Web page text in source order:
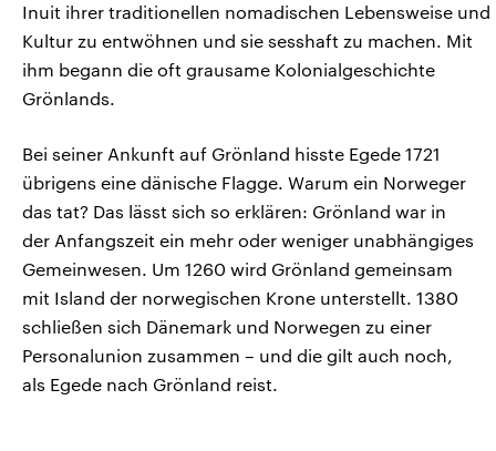
Inuit ihrer traditionellen nomadischen Lebensweise und
Kultur zu entwöhnen und sie sesshaft zu machen. Mit
ihm begann die oft grausame Kolonialgeschichte
Grönlands.
Bei seiner Ankunft auf Grönland hisste Egede 1721
übrigens eine dänische Flagge. Warum ein Norweger
das tat? Das lässt sich so erklären: Grönland war in
der Anfangszeit ein mehr oder weniger unabhängiges
Gemeinwesen. Um 1260 wird Grönland gemeinsam
mit Island der norwegischen Krone unterstellt. 1380
schließen sich Dänemark und Norwegen zu einer
Personalunion zusammen – und die gilt auch noch,
als Egede nach Grönland reist.